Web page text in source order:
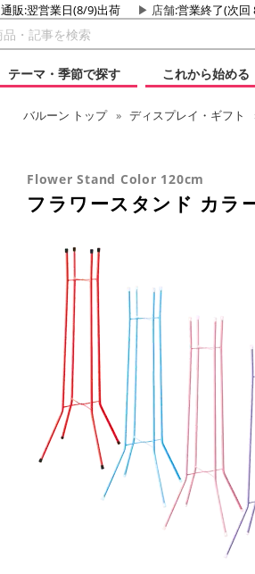
通販:翌営業日(8/9)出荷 店舗:営業終了(次回
テーマ・季節で探す
これから始める
バルーン トップ ディスプレイ・ギフト
Flower Stand Color 120cm
フラワースタンド カラ